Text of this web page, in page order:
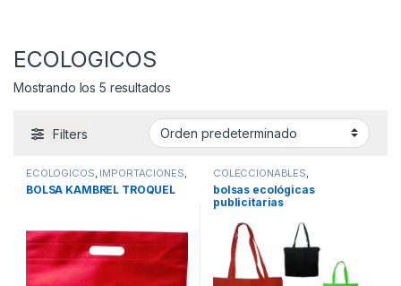
ECOLOGICOS
Mostrando los 5 resultados
Filters
ECOLOGICOS, IMPORTACIONES,
PROMOCIONALES
BOLSA KAMBREL TROQUEL
COLECCIONABLES,
ECOLOGICOS,
PROMOCIONALES
bolsas ecológicas
publicitarias